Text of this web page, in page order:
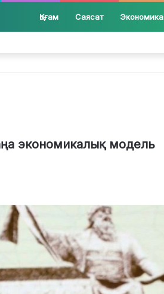
Қоғам Саясат Экономика
экономикалық модель